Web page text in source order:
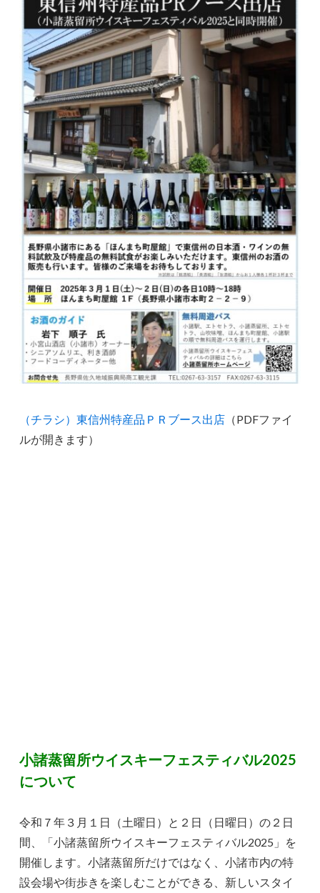
（チラシ）東信州特産品ＰＲブース出店 （PDFファイ
ルが開きます）
小諸蒸留所ウイスキーフェスティバル2025
について
令和７年３月１日（土曜日）と２日（日曜日）の２日
間、「小諸蒸留所ウイスキーフェスティバル2025」を
開催します。小諸蒸留所だけではなく、小諸市内の特
設会場や街歩きを楽しむことができる、新しいスタイ